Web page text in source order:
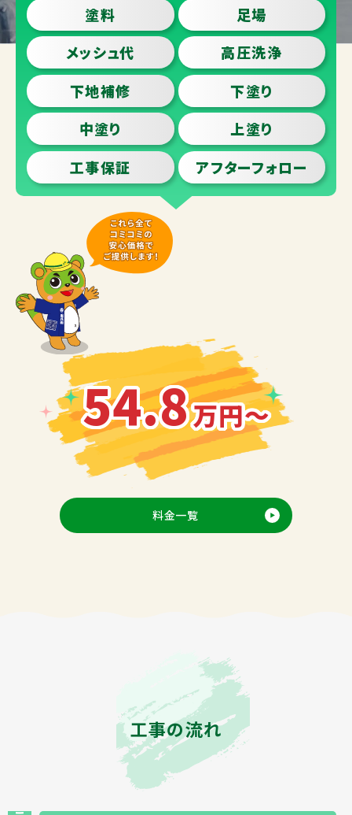
塗料
足場
メッシュ代
高圧洗浄
下地補修
下塗り
中塗り
上塗り
工事保証
アフターフォロー
54.8万円～
料金一覧
工事の流れ